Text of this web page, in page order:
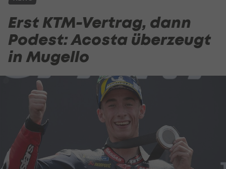
Erst KTM-Vertrag, dann
Podest: Acosta überzeugt
in Mugello